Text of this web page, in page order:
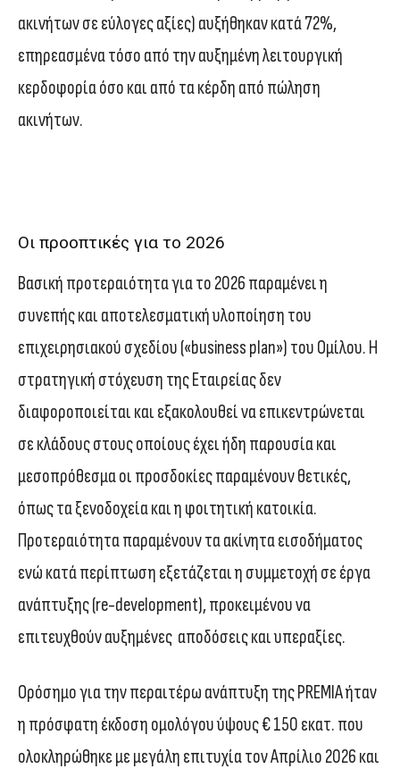
ακινήτων σε εύλογες αξίες) αυξήθηκαν κατά 72%,
επηρεασμένα τόσο από την αυξημένη λειτουργική
κερδοφορία όσο και από τα κέρδη από πώληση
ακινήτων.
Οι προοπτικές για το 2026
Βασική προτεραιότητα για το 2026 παραμένει η
συνεπής και αποτελεσματική υλοποίηση του
επιχειρησιακού σχεδίου («business plan») του Ομίλου. Η
στρατηγική στόχευση της Εταιρείας δεν
διαφοροποιείται και εξακολουθεί να επικεντρώνεται
σε κλάδους στους οποίους έχει ήδη παρουσία και
μεσοπρόθεσμα οι προσδοκίες παραμένουν θετικές,
όπως τα ξενοδοχεία και η φοιτητική κατοικία.
Προτεραιότητα παραμένουν τα ακίνητα εισοδήματος
ενώ κατά περίπτωση εξετάζεται η συμμετοχή σε έργα
ανάπτυξης (re-development), προκειμένου να
επιτευχθούν αυξημένες αποδόσεις και υπεραξίες.
Ορόσημο για την περαιτέρω ανάπτυξη της PREMIA ήταν
η πρόσφατη έκδοση ομολόγου ύψους € 150 εκατ. που
ολοκληρώθηκε με μεγάλη επιτυχία τον Απρίλιο 2026 και